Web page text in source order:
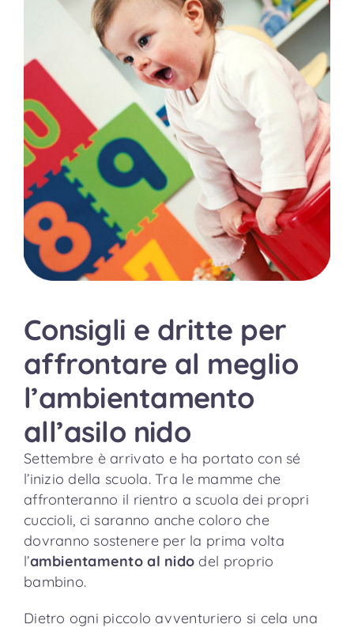
Shop
Contattaci
Consigli e dritte per
affrontare al meglio
l’ambientamento
all’asilo nido
Settembre è arrivato e ha portato con sé
l’inizio della scuola. Tra le mamme che
affronteranno il rientro a scuola dei propri
cuccioli, ci saranno anche coloro che
dovranno sostenere per la prima volta
l’ambientamento al nido del proprio
bambino.
Dietro ogni piccolo avventuriero si cela una